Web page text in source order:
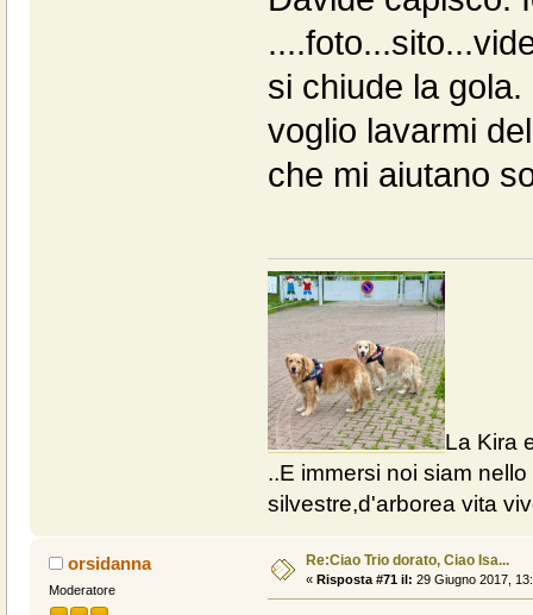
si chiude la
voglio lavarmi
che mi aiutano
La Kira
..E immersi noi siam nello
silvestre,d'arborea vita
orsidanna
Moderatore
Re:Ciao Trio dorato, Ciao Isa...
« Risposta #71 il: 29 Giugno 2017,